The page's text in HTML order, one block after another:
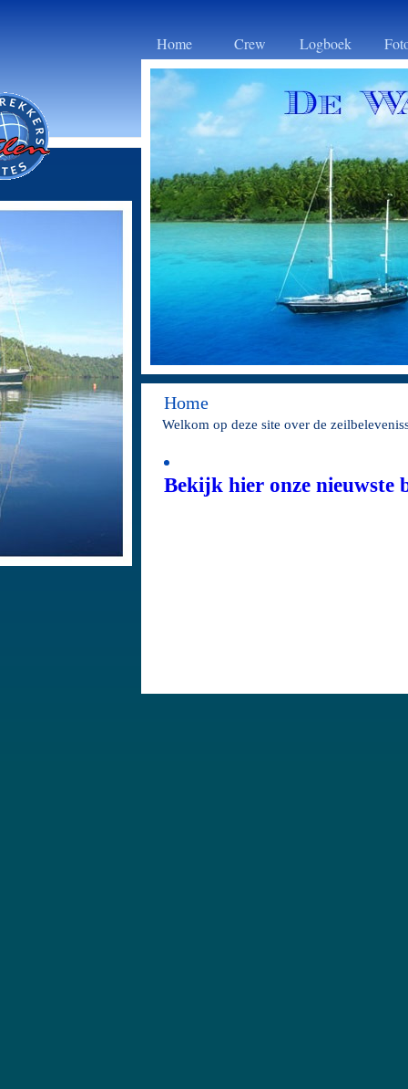
Home Crew Logboek
Home
Welkom op deze site over de
Bekijk hier onze nieuwste